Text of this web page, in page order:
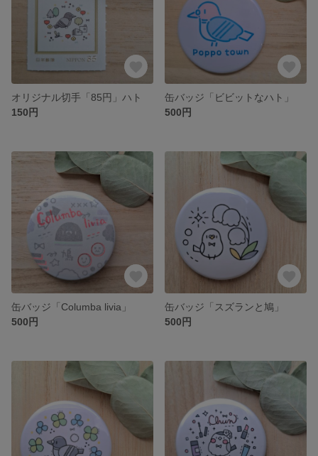
オリジナル切手「85円」ハト
150円
缶バッジ「ビビットなハト」
500円
缶バッジ「Columba livia」
500円
缶バッジ「スズランと鳩」
500円